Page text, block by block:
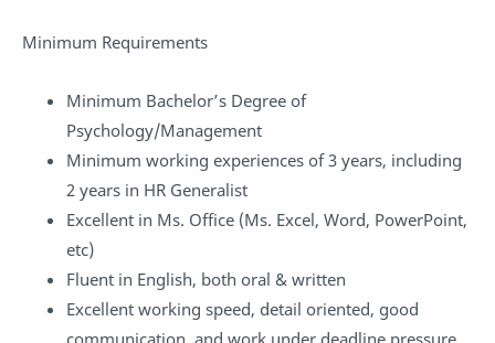
Minimum Requirements
Minimum Bachelor’s Degree of
Psychology/Management
Minimum working experiences of 3 years, including
2 years in HR Generalist
Excellent in Ms. Office (Ms. Excel, Word, PowerPoint,
etc)
Fluent in English, both oral & written
Excellent working speed, detail oriented, good
communication, and work under deadline pressure